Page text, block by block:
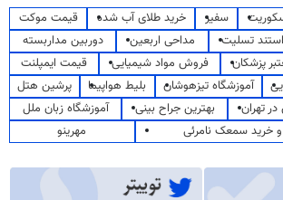
سفیر خرید طلای آب شده
قیمت موکت
استند تسلیت مداحی اربعین
دوربین مداربسته
پزشکان
فروش مواد شیمیایی
قیمت ایمپلنت
آموزشگاه تیزهوشان بلیط هواپیما
پرشین هتل
تهران
بهترین جراح بینی
آموزشگاه زبان ملل
خرید سمعک نامرئی
مهرینو